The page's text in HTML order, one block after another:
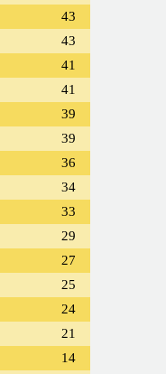
43
43
41
41
39
39
36
34
33
29
27
25
24
21
14